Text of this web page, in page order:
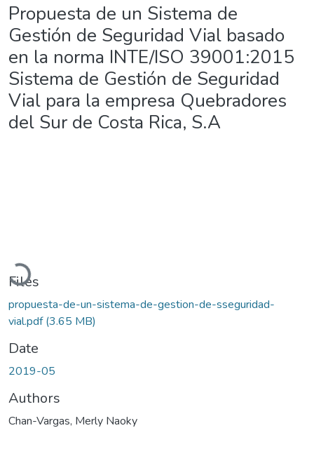
Propuesta de un Sistema de
Gestión de Seguridad Vial basado
en la norma INTE/ISO 39001:2015
Sistema de Gestión de Seguridad
Vial para la empresa Quebradores
del Sur de Costa Rica, S.A
Loading...
Files
propuesta-de-un-sistema-de-gestion-de-sseguridad-
vial.pdf(3.65 MB)
Date
2019-05
Authors
Chan-Vargas, Merly Naoky